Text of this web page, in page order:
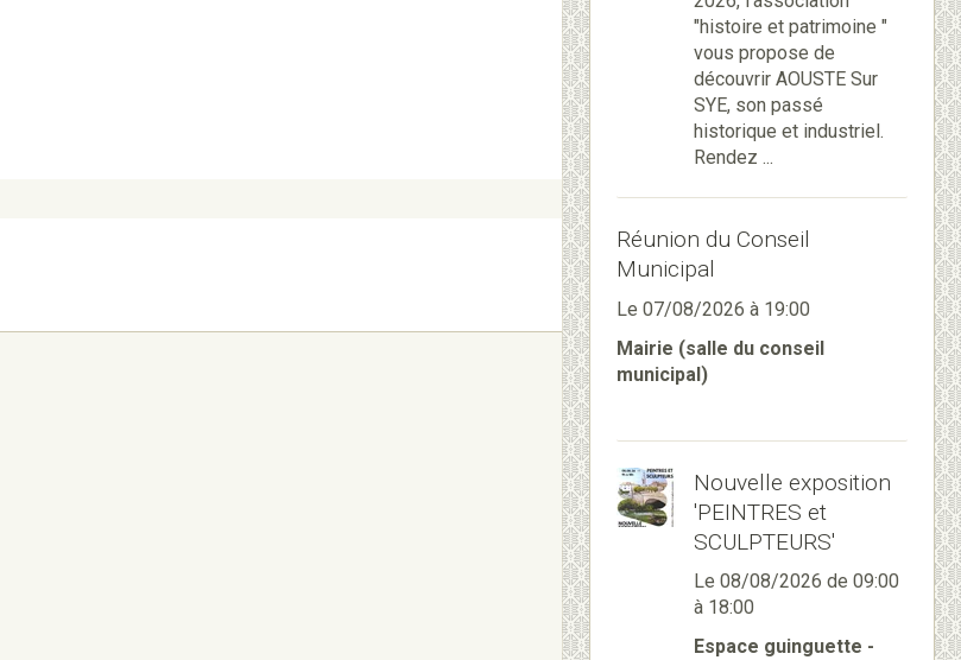
"histoire et patrimoine "
vous propose de
découvrir AOUSTE Sur
SYE, son passé
historique et industriel.
Rendez ...
Réunion du Conseil
Municipal
Le 07/08/2026 à 19:00
Mairie (salle du conseil
municipal)
Nouvelle exposition
'PEINTRES et
SCULPTEURS'
Le 08/08/2026 de 09:00
à 18:00
Espace guinguette -